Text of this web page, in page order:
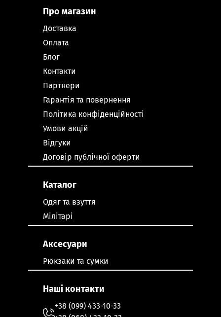
Про магазин
Доставка
Оплата
Блог
Контакти
Партнери
Гарантія та повернення
Політика конфіденційності
Умови акцій
Відгуки
Договір публічної оферти
Каталог
Одяг та взуття
Мілітарі
Аксесуари
Рюкзаки та сумки
Наші контакти
+38 (099) 433-10-33